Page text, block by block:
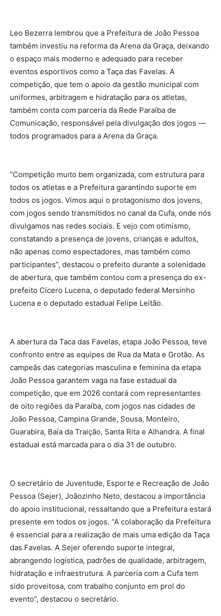
Leo Bezerra lembrou que a Prefeitura de João Pessoa
também investiu na reforma da Arena da Graça, deixando
o espaço mais moderno e adequado para receber
eventos esportivos como a Taça das Favelas. A
competição, que tem o apoio da gestão municipal com
uniformes, arbitragem e hidratação para os atletas,
também conta com parceria da Rede Paraíba de
Comunicação, responsável pela divulgação dos jogos —
todos programados para a Arena da Graça.
“Competição muito bem organizada, com estrutura para
todos os atletas e a Prefeitura garantindo suporte em
todos os jogos. Vimos aqui o protagonismo dos jovens,
com jogos sendo transmitidos no canal da Cufa, onde nós
divulgamos nas redes sociais. E vejo com otimismo,
constatando a presença de jovens, crianças e adultos,
não apenas como espectadores, mas também como
participantes”, destacou o prefeito durante a solenidade
de abertura, que também contou com a presença do ex-
prefeito Cícero Lucena, o deputado federal Mersinho
Lucena e o deputado estadual Felipe Leitão.
A abertura da Taca das Favelas, etapa João Pessoa, teve
confronto entre as equipes de Rua da Mata e Grotão. As
campeãs das categorias masculina e feminina da etapa
João Pessoa garantem vaga na fase estadual da
competição, que em 2026 contará com representantes
de oito regiões da Paraíba, com jogos nas cidades de
João Pessoa, Campina Grande, Sousa, Monteiro,
Guarabira, Baía da Traição, Santa Rita e Alhandra. A final
estadual está marcada para o dia 31 de outubro.
O secretário de Juventude, Esporte e Recreação de João
Pessoa (Sejer), Joãozinho Neto, destacou a importância
do apoio institucional, ressaltando que a Prefeitura estará
presente em todos os jogos. “A colaboração da Prefeitura
é essencial para a realização de mais uma edição da Taça
das Favelas. A Sejer oferendo suporte integral,
abrangendo logística, padrões de qualidade, arbitragem,
hidratação e infraestrutura. A parceria com a Cufa tem
sido proveitosa, com trabalho conjunto em prol do
evento”, destacou o secretário.